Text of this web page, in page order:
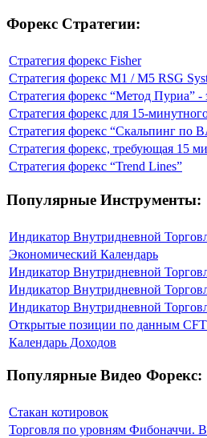
Форекс Стратегии:
Стратегия форекс Fisher
Стратегия форекс M1 / M5 RSG
Стратегия форекс “Метод Пуриа” -
Стратегия форекс для 15-
Стратегия форекс “Скальпинг по
Стратегия форекс, требующая 15
Стратегия форекс “Trend Lines”
Популярные Инструменты:
Индикатор Внутридневной
Экономический Календарь
Индикатор Внутридневной
Индикатор Внутридневной
Индикатор Внутридневной
Открытые позиции по данным
Календарь Доходов
Популярные Видео Форекс:
Стакан котировок
Торговля по уровням Фибоначчи.